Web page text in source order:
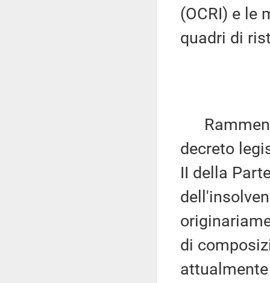
(OCRI) e le
quadri di
decreto
II della
di